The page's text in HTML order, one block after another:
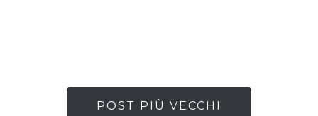
POST PIÙ VECCHI